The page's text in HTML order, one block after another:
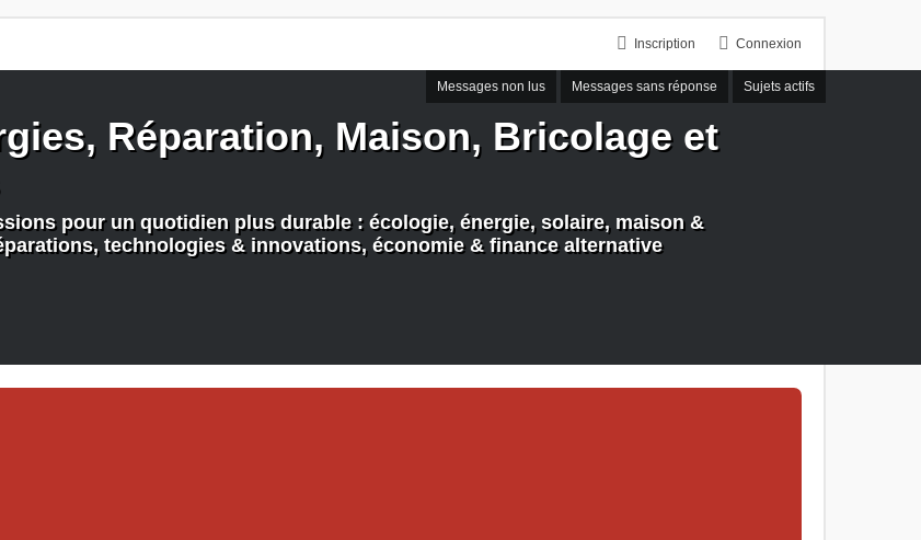
Connexion
Inscription
Messages non lus Messages sans réponse Sujets actifs
Réparation, Maison, Bricolage et
pour un quotidien plus durable : écologie, énergie, solaire, maison &
technologies & innovations, économie & finance alternative